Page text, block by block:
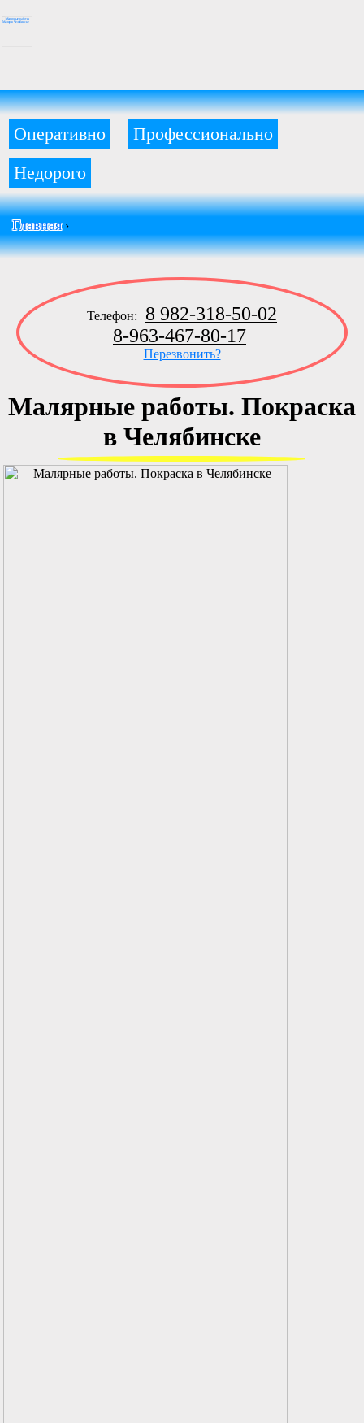
Оперативно
Профессионально
Недорого
Главная›
Телефон:
8 982-318-50-02
8-963-467-80-17
Перезвонить?
Малярные работы. Покраска
в Челябинске